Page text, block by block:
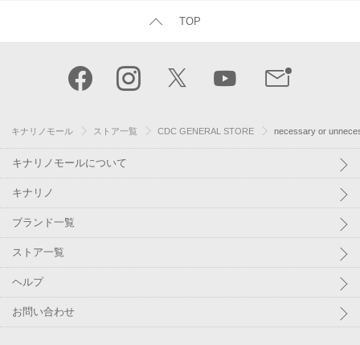
TOP
キナリノモール ストア一覧 CDC GENERAL STORE necessary or
キナリノモールについて
キナリノ
ブランド一覧
ストア一覧
ヘルプ
お問い合わせ